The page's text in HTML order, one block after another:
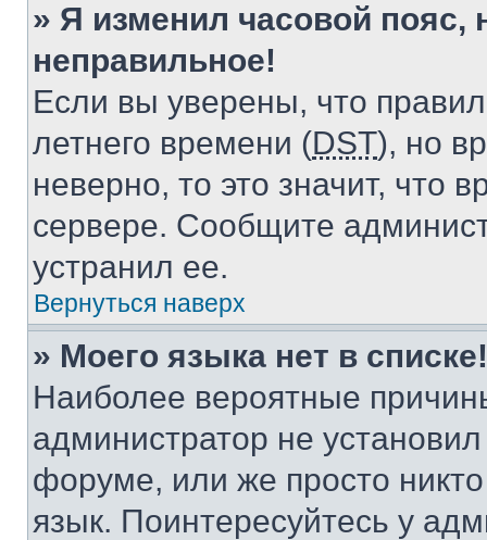
» Я изменил часовой пояс,
неправильное!
Если вы уверены, что
летнего времени (DST), но
неверно, то это значит, что
сервере. Сообщите
устранил ее.
Вернуться наверх
» Моего языка нет в списке!
Наиболее вероятные
администратор не
форуме, или же просто
язык. Поинтересуйтесь у